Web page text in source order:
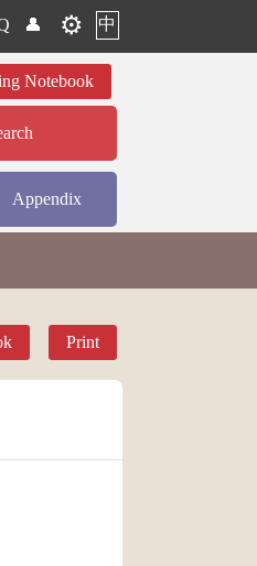
👤 ⚙️ 中
Notebook
Appendix
Print